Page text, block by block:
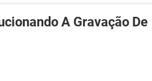
A Gravação De